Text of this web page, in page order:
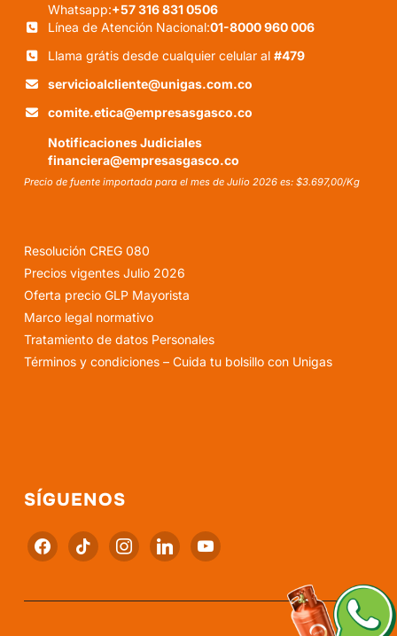
Whatsapp:+57 316 831 0506
Línea de Atención Nacional:01-8000 960 006
Llama grátis desde cualquier celular al#479
servicioalcliente@unigas.com.co
comite.etica@empresasgasco.co
Notificaciones Judiciales
financiera@empresasgasco.co
Precio de fuente importada para el mes de Julio 2026 es: $3.697,00/Kg
Resolución CREG 080
Precios vigentes Julio 2026
Oferta precio GLP Mayorista
Marco legal normativo
Tratamiento de datos Personales
Términos y condiciones – Cuida tu bolsillo con Unigas
SÍGUENOS
facebooktiktok instagramlinkedinyoutube